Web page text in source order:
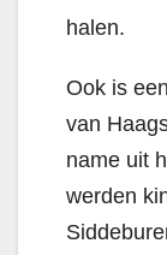
halen.
Ook is
van
name uit
werden